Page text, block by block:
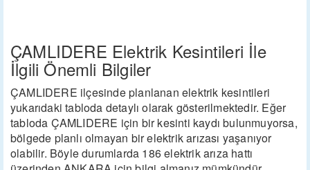
ÇAMLIDERE Elektrik Kesintileri İle
İlgili Önemli Bilgiler
ÇAMLIDERE ilçesinde planlanan elektrik kesintileri
yukarıdaki tabloda detaylı olarak gösterilmektedir. Eğer
tabloda ÇAMLIDERE için bir kesinti kaydı bulunmuyorsa,
bölgede planlı olmayan bir elektrik arızası yaşanıyor
olabilir. Böyle durumlarda 186 elektrik arıza hattı